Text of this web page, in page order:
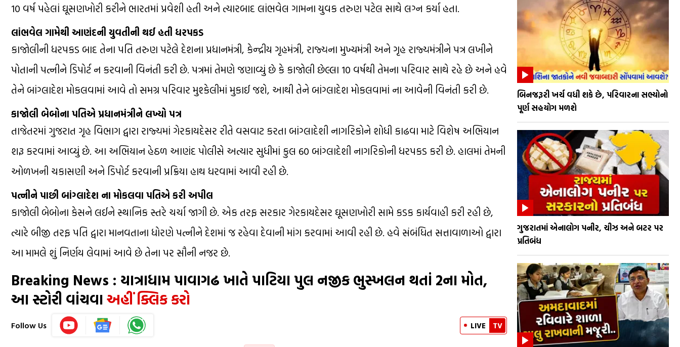
10 વર્ષ પહેલાં ઘૂસણખોરી કરીને ભારતમાં પ્રવેશી હતી અને ત્યારબાદ લાંભવેલ ગામના યુવક તરુણ પટેલ સાથે લગ્ન કર્યા હતા.
લાંભવેલ ગામેથી આણંદની યુવતીની થઈ હતી ધરપકડ
કાજોલીની ધરપકડ બાદ તેના પતિ તરુણ પટેલે દેશના પ્રધાનમંત્રી, કેન્દ્રીય ગૃહમંત્રી, રાજ્યના મુખ્યમંત્રી અને ગૃહ રાજ્યમંત્રીને પત્ર લખીને
પોતાની પત્નીને ડિપોર્ટ ન કરવાની વિનંતી કરી છે. પત્રમાં તેમણે જણાવ્યું છે કે કાજોલી છેલ્લા 10 વર્ષથી તેમના પરિવાર સાથે રહે છે અને હવે
તેને બાંગ્લાદેશ મોકલવામાં આવે તો સમગ્ર પરિવાર મુશ્કેલીમાં મુકાઈ જશે, આથી તેને બાંગ્લાદેશ મોકલવામાં ના આવેની વિનંતી કરી છે.
કાજોલી બેબોના પતિએ પ્રધાનમંત્રીને લખ્યો પત્ર
તાજેતરમાં ગુજરાત ગૃહ વિભાગ દ્વારા રાજ્યમાં ગેરકાયદેસર રીતે વસવાટ કરતા બાંગ્લાદેશી નાગરિકોને શોધી કાઢવા માટે વિશેષ અભિયાન
શરૂ કરવામાં આવ્યું છે. આ અભિયાન હેઠળ આણંદ પોલીસે અત્યાર સુધીમાં કુલ 60 બાંગ્લાદેશી નાગરિકોની ધરપકડ કરી છે. હાલમાં તેમની
ઓળખની ચકાસણી અને ડિપોર્ટ કરવાની પ્રક્રિયા હાથ ધરવામાં આવી રહી છે.
પત્નીને પાછી બાંગ્લાદેશ ના મોકલવા પતિએ કરી અપીલ
કાજોલી બેબોના કેસને લઈને સ્થાનિક સ્તરે ચર્ચા જાગી છે. એક તરફ સરકાર ગેરકાયદેસર ઘૂસણખોરી સામે કડક કાર્યવાહી કરી રહી છે,
ત્યારે બીજી તરફ પતિ દ્વારા માનવતાના ધોરણે પત્નીને દેશમાં જ રહેવા દેવાની માંગ કરવામાં આવી રહી છે. હવે સંબંધિત સત્તાવાળાઓ દ્વારા
આ મામલે શું નિર્ણય લેવામાં આવે છે તેના પર સૌની નજર છે.
Breaking News : યાત્રાધામ પાવાગઢ ખાતે પાટિયા પુલ નજીક ભુસ્ખલન થતાં 2ના મોત,
આ સ્ટોરી વાંચવાઅહીં ક્લિક કરો
Follow Us LIVE TV
બિનજરૂરી ખર્ચ વધી શકે છે, પરિવારના સભ્યોનો
પૂર્ણ સહયોગ મળશે
ગુજરાતમાં એનાલોગ પનીર, ચીઝ અને બટર પર
પ્રતિબંધ